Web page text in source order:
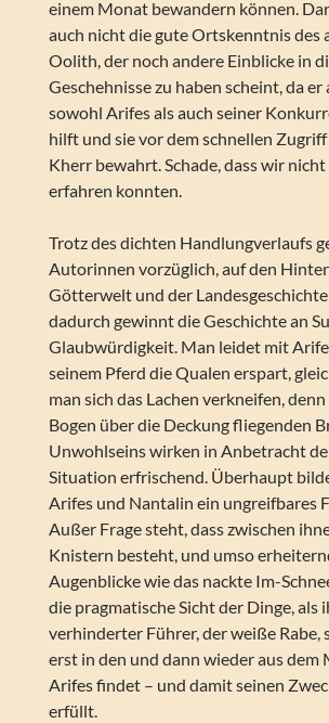
einem Monat bewandern können.
auch nicht die gute Ortskenntnis des
Oolith, der noch andere Einblicke in
Geschehnisse zu haben scheint, da
sowohl Arifes als auch seiner
hilft und sie vor dem schnellen
Kherr bewahrt. Schade, dass wir
erfahren konnten.
Trotz des dichten Handlungverlaufs
Autorinnen vorzüglich, auf den
Götterwelt und der
dadurch gewinnt die Geschichte an
Glaubwürdigkeit. Man leidet mit
seinem Pferd die Qualen erspart,
man sich das Lachen verkneifen,
Bogen über die Deckung fliegenden
Unwohlseins wirken in Anbetracht
Situation erfrischend. Überhaupt
Arifes und Nantalin ein ungreifbares
Außer Frage steht, dass zwischen
Knistern besteht, und umso
Augenblicke wie das nackte Im-
die pragmatische Sicht der Dinge, als
verhinderter Führer, der weiße Rabe,
erst in den und dann wieder aus dem
Arifes findet – und damit seinen
erfüllt.